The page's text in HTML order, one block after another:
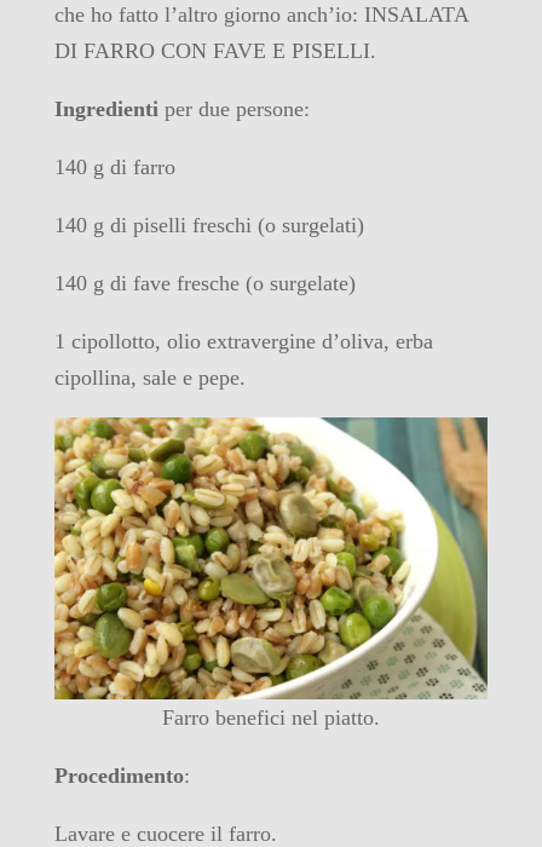
che ho fatto l’altro giorno anch’io: INSALATA
DI FARRO CON FAVE E PISELLI.
Ingredienti per due persone:
140 g di farro
140 g di piselli freschi (o surgelati)
140 g di fave fresche (o surgelate)
1 cipollotto, olio extravergine d’oliva, erba
cipollina, sale e pepe.
Farro benefici nel piatto.
Procedimento:
Lavare e cuocere il farro.